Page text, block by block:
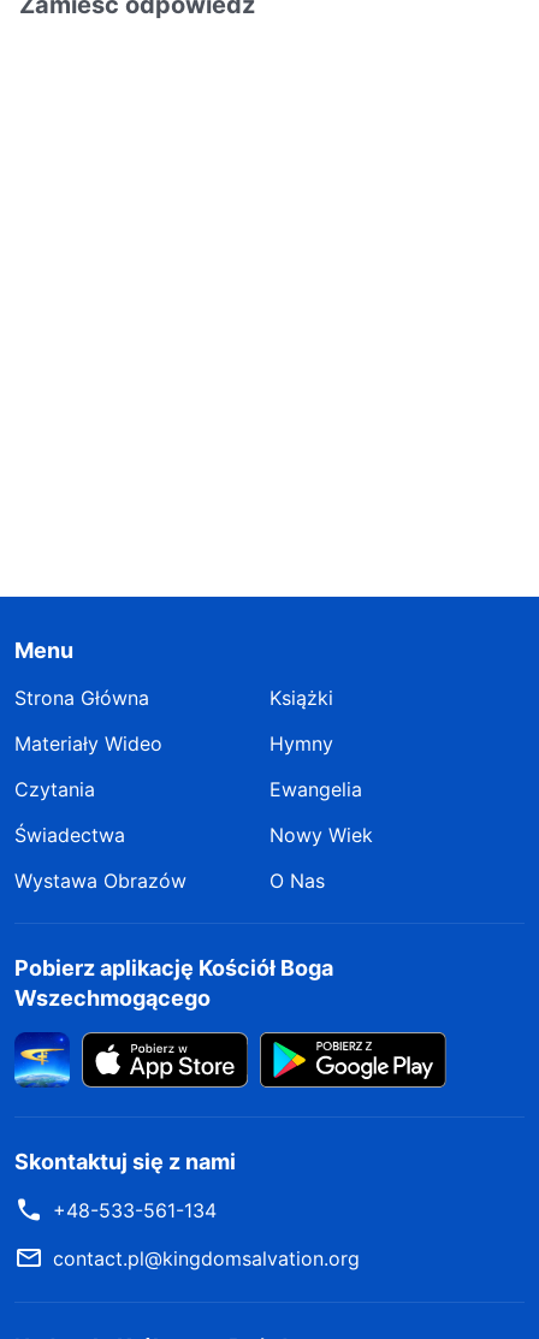
Menu
Strona Główna
Książki
Materiały Wideo
Hymny
Czytania
Ewangelia
Świadectwa
Nowy Wiek
Wystawa Obrazów
O Nas
Pobierz aplikację Kościół Boga
Wszechmogącego
Skontaktuj się z nami
+48-533-561-134
contact.pl@kingdomsalvation.org